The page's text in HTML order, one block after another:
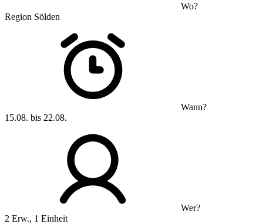
Wo?
Region Sölden
Wann?
15.08. bis 22.08.
Wer?
2 Erw., 1 Einheit